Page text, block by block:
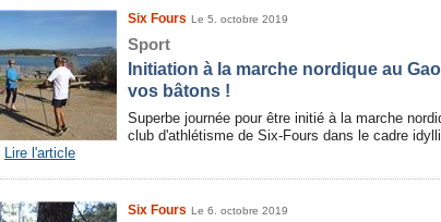
Six Fours Le 5. octobre 2019
Sport
Initiation à la marche nordique au
vos bâtons !
Superbe journée pour être initié à la marche
club d'athlétisme de Six-Fours dans le cadre
Lire l'article
Six Fours Le 6. octobre 2019